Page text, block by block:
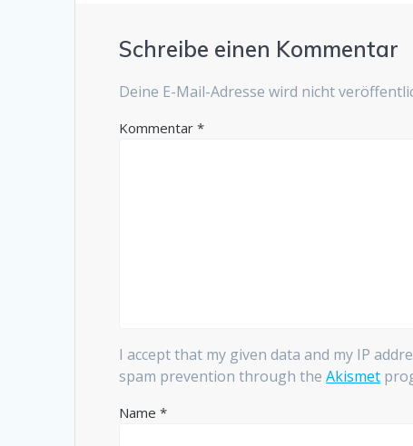
Schreibe einen Kommentar
Deine E-Mail-Adresse wird nicht
Kommentar*
I accept that my given data and my IP
spam prevention through theAkismet
Name*